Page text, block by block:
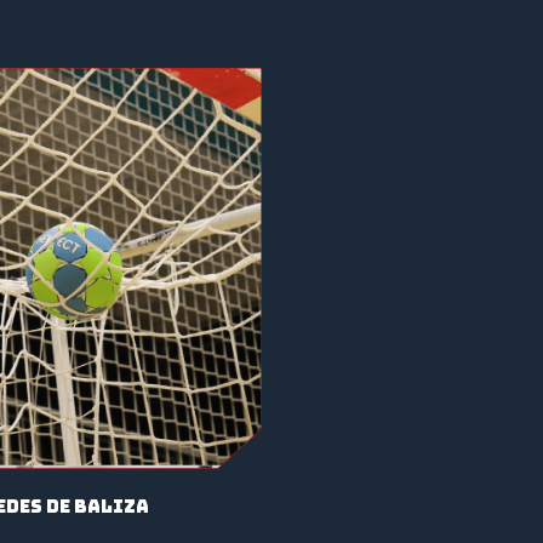
de baliza